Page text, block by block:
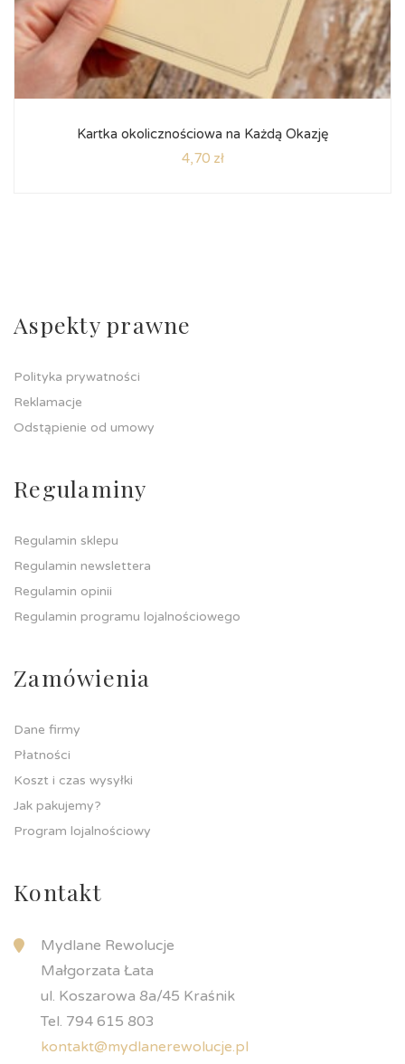
Kartka okolicznościowa na Każdą Okazję
4,70 zł
Aspekty prawne
Polityka prywatności
Reklamacje
Odstąpienie od umowy
Regulaminy
Regulamin sklepu
Regulamin newslettera
Regulamin opinii
Regulamin programu lojalnościowego
Zamówienia
Dane firmy
Płatności
Koszt i czas wysyłki
Jak pakujemy?
Program lojalnościowy
Kontakt
Mydlane Rewolucje
Małgorzata Łata
ul. Koszarowa 8a/45 Kraśnik
Tel. 794 615 803
kontakt@mydlanerewolucje.pl